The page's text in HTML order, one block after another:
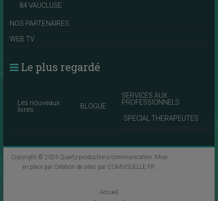
84 VAUCLUSE
NOS PARTENAIRES
WEB TV
Le plus regardé
Les nouveaux
livres
BLOGUE
SERVICES AUX
PROFESSIONNELS
SPECIAL THERAPEUTES
Copyright © 2026 Quartz-productions-communication . Mise
en place par Création de sites par COMVISUELLE.FR
Accueil